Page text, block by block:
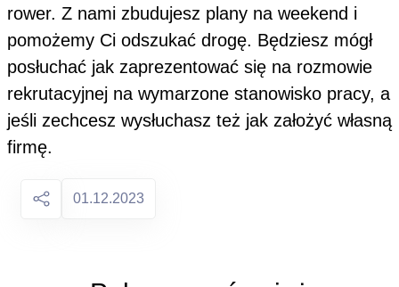
rower. Z nami zbudujesz plany na weekend i
pomożemy Ci odszukać drogę. Będziesz mógł
posłuchać jak zaprezentować się na rozmowie
rekrutacyjnej na wymarzone stanowisko pracy, a
jeśli zechcesz wysłuchasz też jak założyć własną
firmę.
01.12.2023